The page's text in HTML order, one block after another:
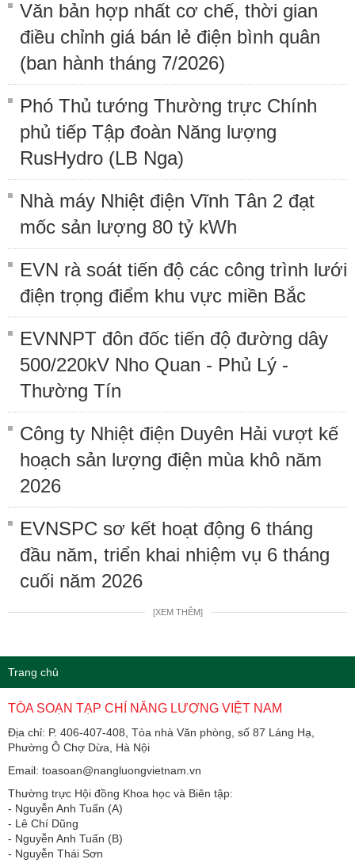
Văn bản hợp nhất cơ chế, thời gian
điều chỉnh giá bán lẻ điện bình quân
(ban hành tháng 7/2026)
Phó Thủ tướng Thường trực Chính
phủ tiếp Tập đoàn Năng lượng
RusHydro (LB Nga)
Nhà máy Nhiệt điện Vĩnh Tân 2 đạt
mốc sản lượng 80 tỷ kWh
EVN rà soát tiến độ các công trình lưới
điện trọng điểm khu vực miền Bắc
EVNNPT đôn đốc tiến độ đường dây
500/220kV Nho Quan - Phủ Lý -
Thường Tín
Công ty Nhiệt điện Duyên Hải vượt kế
hoạch sản lượng điện mùa khô năm
2026
EVNSPC sơ kết hoạt động 6 tháng
đầu năm, triển khai nhiệm vụ 6 tháng
cuối năm 2026
[XEM THÊM]
Trang chủ
TÒA SOẠN TẠP CHÍ NĂNG LƯỢNG VIỆT NAM
Địa chỉ: P. 406-407-408, Tòa nhà Văn phòng, số 87 Láng Hạ,
Phường Ô Chợ Dừa, Hà Nội
Email: toasoan@nangluongvietnam.vn
Thường trực Hội đồng Khoa học và Biên tập:
​​​​​​- Nguyễn Anh Tuấn (A)
- Lê Chí Dũng
- Nguyễn Anh Tuấn (B)
- Nguyễn Thái Sơn